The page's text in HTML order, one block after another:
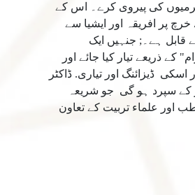
کی پیروی کرے۔ اس کے
خرچ پر افریقہ اور ایشیا سے
قابل ہے۔; جنہیں ایک
ذریعے تیار کیا جائے اور
اسکی ڈیزائنگ اور تیاری. ڈاکٹر
کے سپرد ہو گی جو شریعہ
طب اور علماء تربیت کے تعاون